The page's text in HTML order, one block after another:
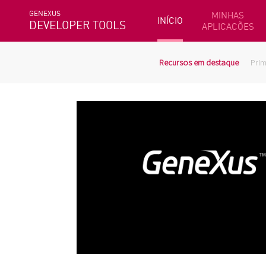
GENEXUS
DEVELOPER TOOLS INÍCIO
MINHAS
APLICACÕES
Recursos em destaque